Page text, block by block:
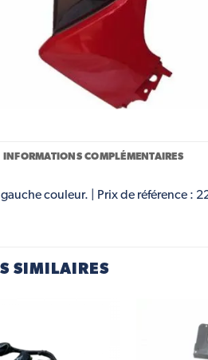
INFORMATIONS COMPLÉMENTAIRES
couleur. | Prix de référence :
SIMILAIRES